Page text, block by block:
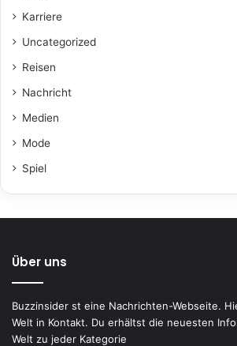
Karriere
Uncategorized
Reisen
Nachricht
Medien
Mode
Spiel
Über uns
Buzzinsider st eine Nachrichten-Webseite.
Welt in Kontakt. Du erhältst die neuesten
Welt zu jeder Kategorie